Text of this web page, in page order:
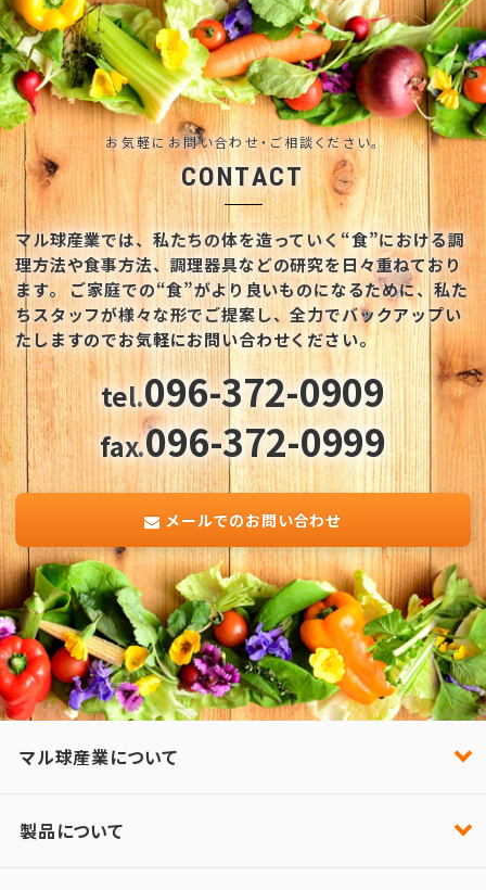
お気軽にお問い合わせ・ご相談ください。
CONTACT
マル球産業では、私たちの体を造っていく“食”における調
理方法や食事方法、調理器具などの研究を日々重ねており
ます。ご家庭での“食”がより良いものになるために、私た
ちスタッフが様々な形でご提案し、全力でバックアップい
たしますのでお気軽にお問い合わせください。
tel.096-372-0909
fax.096-372-0999
メールでのお問い合わせ
マル球産業について
製品について